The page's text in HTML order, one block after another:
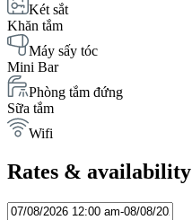
Két sắt
Khăn tắm
Máy sấy tóc
Mini Bar
Phòng tắm đứng
Sữa tắm
Wifi
Rates & availability